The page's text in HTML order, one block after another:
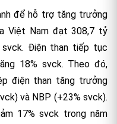
để hỗ trợ tăng trưởng
Việt Nam đạt 308,7 tỷ
svck. Điện than tiếp tục
18% svck. Theo đó,
điện than tăng trưởng
và NBP (+23% svck).
17% svck trong năm